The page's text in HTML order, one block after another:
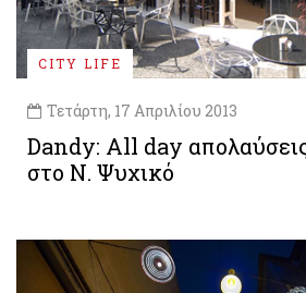
CITY LIFE
Τετάρτη, 17 Απριλίου 2013
Dandy: All day
στο Ν. Ψυχικό